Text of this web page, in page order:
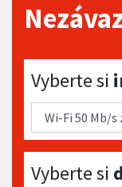
Vyberte si
Vyberte si
Vyberte si
Vyberte si